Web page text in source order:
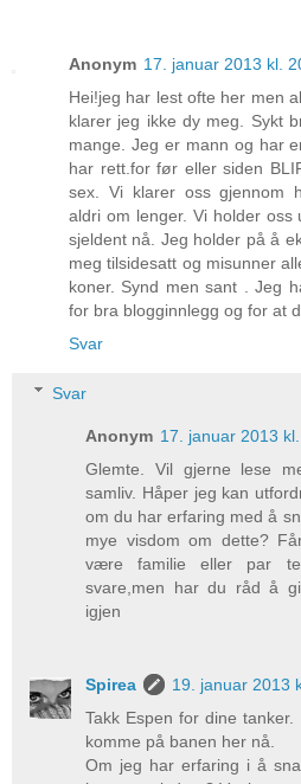
Anonym 17. januar 2013 kl.
Hei!jeg har lest ofte her men
klarer jeg ikke dy meg. Sykt
mange. Jeg er mann og har
har rett.for før eller siden
sex. Vi klarer oss gjennom
aldri om lenger. Vi holder
sjeldent nå. Jeg holder på å
meg tilsidesatt og misunner
koner. Synd men sant . Jeg
for bra blogginnlegg og for at
Svar
Svar
Anonym 17. januar 2013
Glemte. Vil gjerne lese
samliv. Håper jeg kan
om du har erfaring med å
mye visdom om dette?
være familie eller par
svare,men har du råd å
igjen
Spirea
19. januar 2013
Takk Espen for dine
komme på banen her nå.
Om jeg har erfaring i å